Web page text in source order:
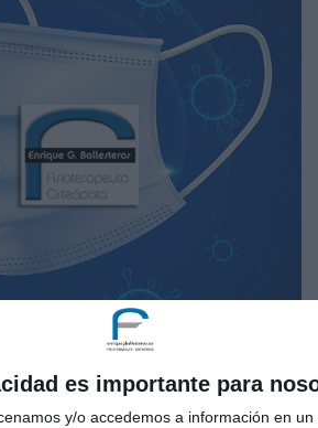
es importante para
y/o accedemos a información en